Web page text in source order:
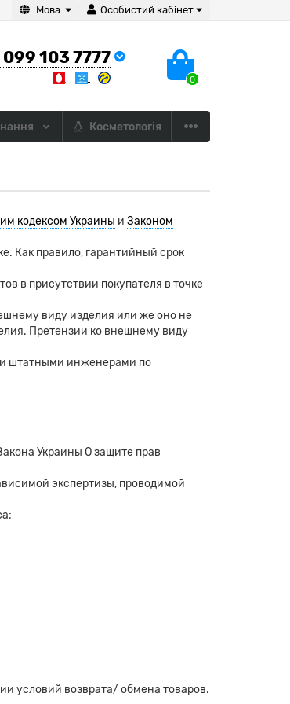
Особистий кабінет
Мова
103 7777
0
Косметологія
кодексом Украины и Законом
Как правило, гарантийный срок
в присутствии покупателя в точке
виду изделия или же оно не
Претензии ко внешнему виду
штатными инженерами по
Украины О защите прав
экспертизы, проводимой
условий возврата/ обмена товаров.